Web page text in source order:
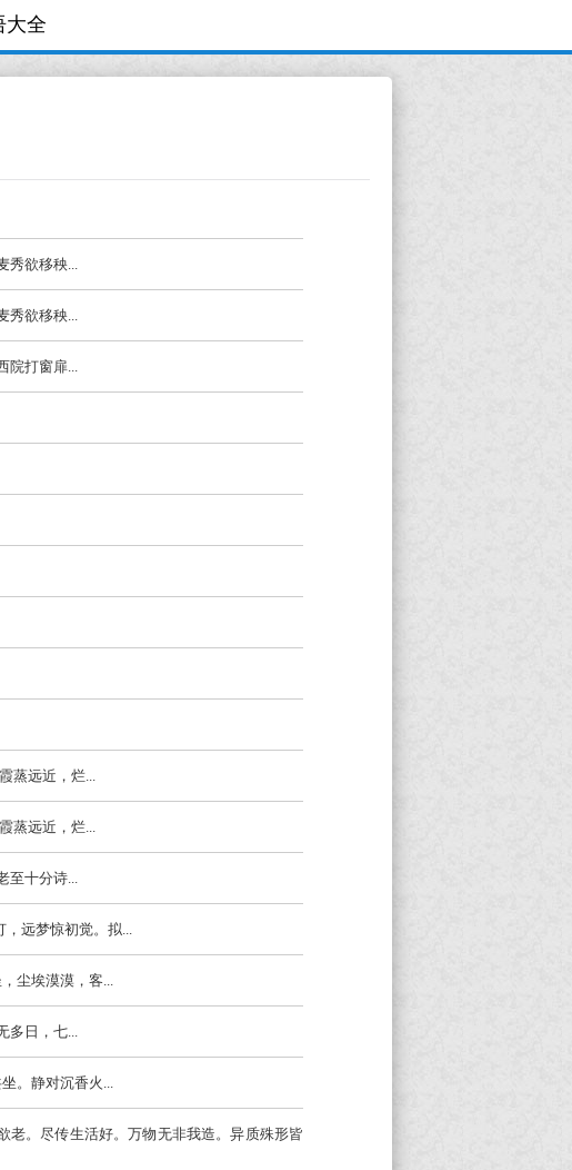
大全
秀欲移秧...
秀欲移秧...
院打窗扉...
蒸远近，烂...
蒸远近，烂...
至十分诗...
远梦惊初觉。拟...
尘埃漠漠，客...
多日，七...
。静对沉香火...
老。尽传生活好。万物无非我造。异质殊形皆